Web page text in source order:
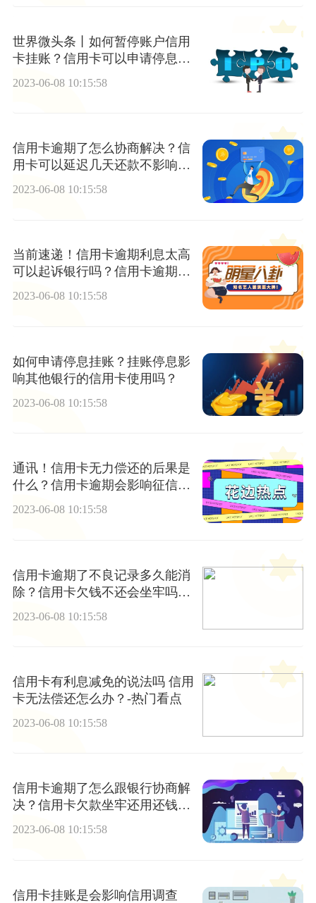
世界微头条丨如何暂停账户信用
卡挂账？信用卡可以申请停息挂
2023-06-08 10:15:58
信用卡逾期了怎么协商解决？信
用卡可以延迟几天还款不影响信
用？
2023-06-08 10:15:58
当前速递！信用卡逾期利息太高
可以起诉银行吗？信用卡逾期多
少钱坐牢？
2023-06-08 10:15:58
如何申请停息挂账？挂账停息影
响其他银行的信用卡使用吗？
2023-06-08 10:15:58
通讯！信用卡无力偿还的后果是
什么？信用卡逾期会影响征信
吗？
2023-06-08 10:15:58
信用卡逾期了不良记录多久能消
除？信用卡欠钱不还会坐牢吗？-
2023-06-08 10:15:58
信用卡有利息减免的说法吗 信用
卡无法偿还怎么办？-热门看点
2023-06-08 10:15:58
信用卡逾期了怎么跟银行协商解
决？信用卡欠款坐牢还用还钱
吗? 实时焦点
2023-06-08 10:15:58
信用卡挂账是会影响信用调查